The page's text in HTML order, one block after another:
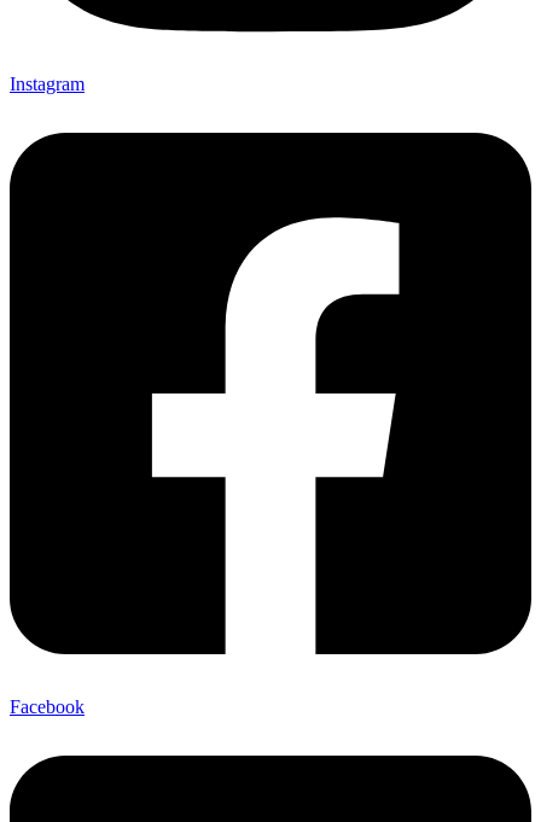
Instagram
Facebook